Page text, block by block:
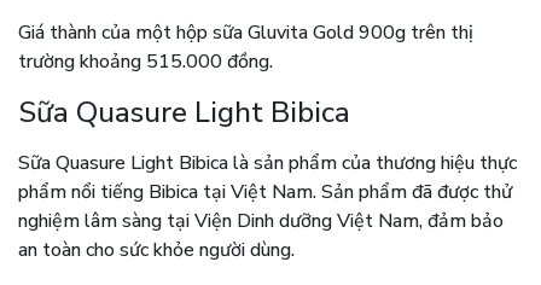
Giá thành của một hộp sữa Gluvita Gold 900g trên thị
trường khoảng 515.000 đồng.
Sữa Quasure Light Bibica
Sữa Quasure Light Bibica là sản phẩm của thương hiệu thực
phẩm nổi tiếng Bibica tại Việt Nam. Sản phẩm đã được thử
nghiệm lâm sàng tại Viện Dinh dưỡng Việt Nam, đảm bảo
an toàn cho sức khỏe người dùng.